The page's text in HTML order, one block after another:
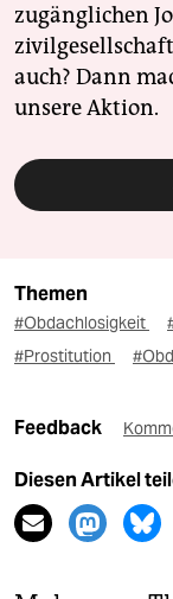
zugänglichen
auch? Dann
unsere Aktion.
Themen
#Obdachlosigkeit
#Prostitution
Feedback
Diesen Artikel